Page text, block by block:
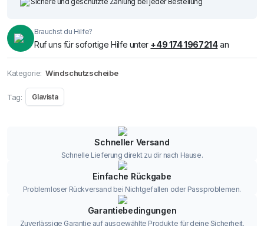
Brauchst du Hilfe?
Ruf uns für sofortige Hilfe unter +49 174 1967214an
Kategorie: Windschutzscheibe
Tag: Glavista
Schneller Versand
Schnelle Lieferung direkt zu dir nach Hause.
Einfache Rückgabe
Problemloser Rückversand bei Nichtgefallen oder Passproblemen.
Garantiebedingungen
Zuverlässige Garantie auf ausgewählte Produkte für deine Sicherheit.